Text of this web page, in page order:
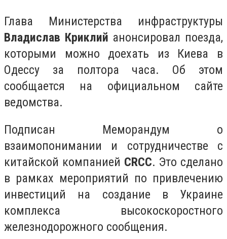
Глава Министерства инфраструктуры
Владислав Криклий анонсировал поезда,
которыми можно доехать из Киева в
Одессу за полтора часа. Об этом
сообщается на официальном сайте
ведомства.
Подписан Меморандум о
взаимопонимании и сотрудничестве с
китайской компанией CRCC. Это сделано
в рамках мероприятий по привлечению
инвестиций на создание в Украине
комплекса высокоскоростного
железнодорожного сообщения.